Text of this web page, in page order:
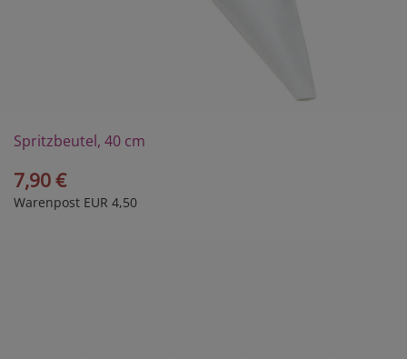
Spritzbeutel, 40 cm
7,90 €
Warenpost EUR 4,50